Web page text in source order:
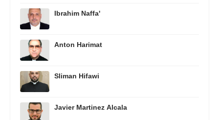
Ibrahim Naffa'
Anton Harimat
Sliman Hifawi
Javier Martinez Alcala